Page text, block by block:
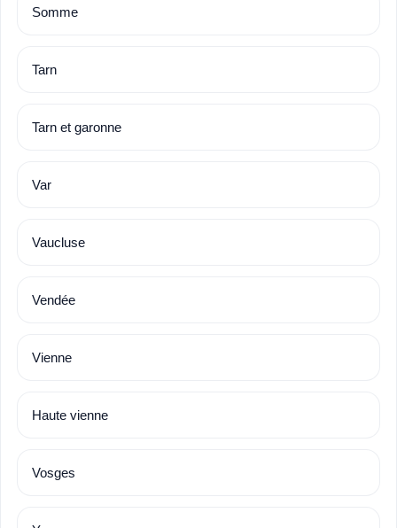
Somme
Tarn
Tarn et garonne
Var
Vaucluse
Vendée
Vienne
Haute vienne
Vosges